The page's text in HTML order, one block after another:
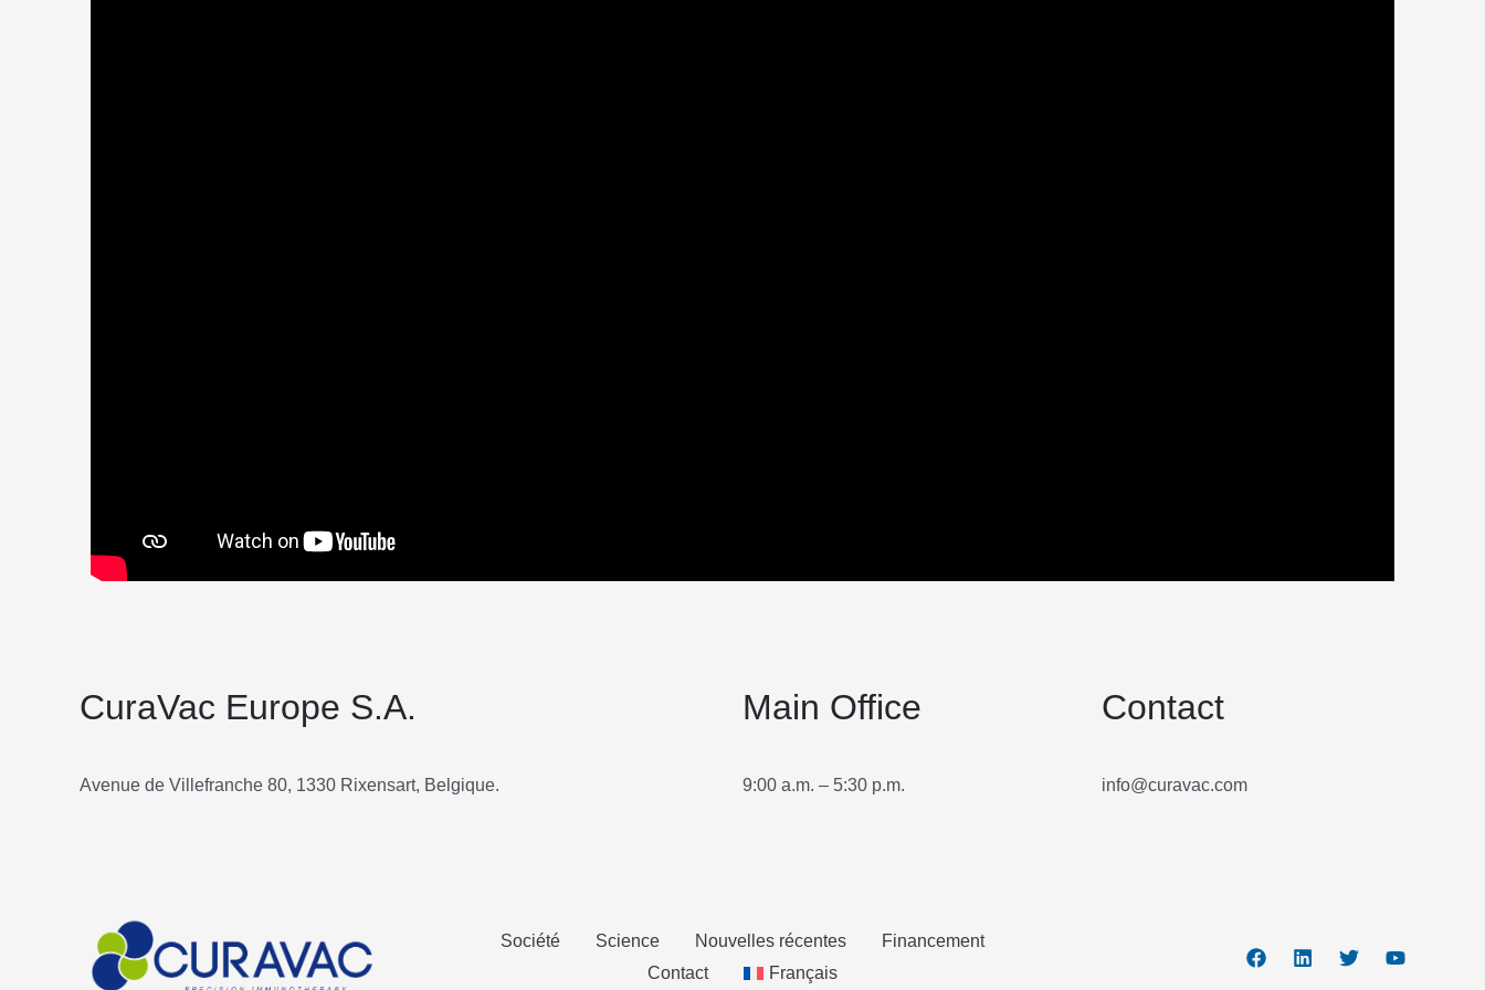
CuraVac Europe S.A.
Avenue de Villefranche 80, 1330 Rixensart, Belgique.
Main Office
9:00 a.m. – 5:30 p.m.
Contact
info@curavac.com
Société Science Nouvelles récentes
Financement
Contact
Français